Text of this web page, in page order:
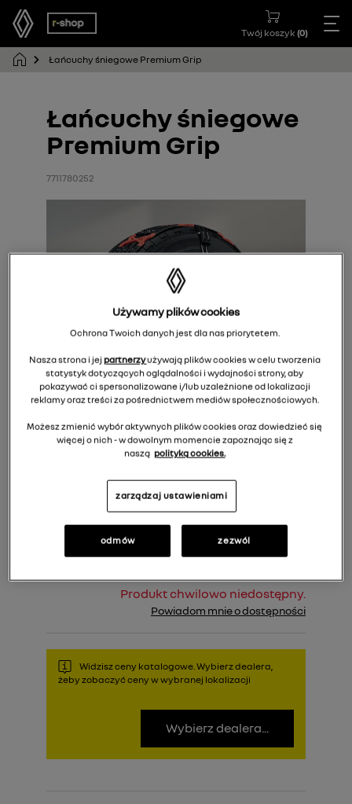
Twój koszyk (0)
Łańcuchy śniegowe Premium Grip
Łańcuchy śniegowe
Premium Grip
7711780252
Cena rekomendowana: 1 709,00 zł
Do koszyka
Produkt chwilowo niedostępny.
Powiadom mnie o dostępności
Widzisz ceny katalogowe. Wybierz dealera,
żeby zobaczyć ceny w wybranej lokalizacji
Wybierz dealera...
Używamy plików cookies
Ochrona Twoich danych jest dla nas priorytetem.
Nasza strona i jej partnerzyużywają plików cookies w celu tworzenia
statystyk dotyczących oglądalności i wydajności strony, aby
pokazywać ci spersonalizowane i/lub uzależnione od lokalizacji
reklamy oraz treści za pośrednictwem mediów społecznościowych.
Możesz zmienić wybór aktywnych plików cookies oraz dowiedzieć się
więcej o nich - w dowolnym momencie zapoznając się z
naszą polityką cookies.
zarządzaj ustawieniami
odmów zezwól